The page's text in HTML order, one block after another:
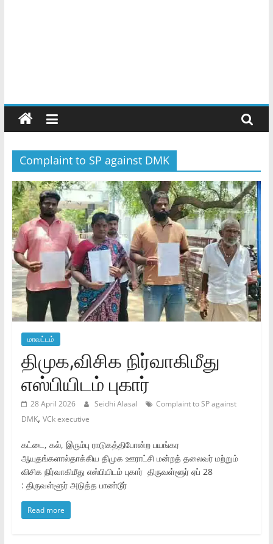
Complaint to SP against DMK
மாவட்டம்
திமுக,விசிக நிர்வாகிமீது
எஸ்பியிடம் புகார்
28 April 2026 Seidhi Alasal
Complaint to SP against
DMK, VCk executive
கட்டை, கல், இரும்பு ராடுகத்திபோன்ற பயங்கர
ஆயுதங்களால்தாக்கிய திமுக ஊராட்சி மன்றத் தலைவர் மற்றும்
விசிக நிர்வாகிமீது எஸ்பியிடம் புகார் திருவள்ளூர் ஏப் 28
: திருவள்ளூர் அடுத்த பாண்டூர்
Read more